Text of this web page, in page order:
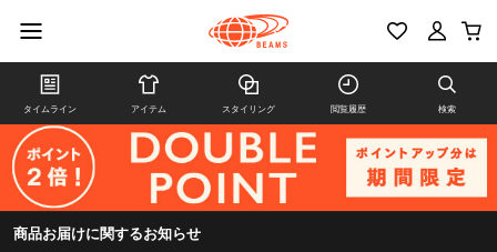
タイムライン アイテム スタイリング 閲覧履歴 検索
商品お届けに関するお知らせ